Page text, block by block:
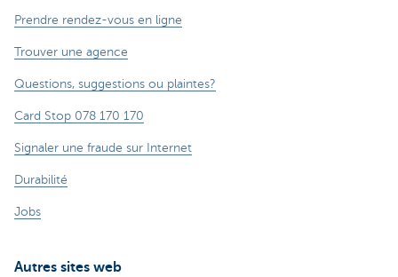
Prendre rendez-vous en ligne
Trouver une agence
Questions, suggestions ou plaintes?
Card Stop 078 170 170
Signaler une fraude sur Internet
Durabilité
Jobs
Autres sites web